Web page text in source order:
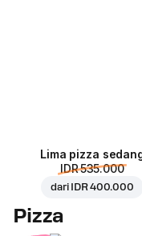
Lima pizza
IDR 535.000
dari IDR 400.000
Pizza